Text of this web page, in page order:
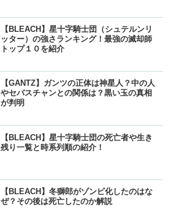
【BLEACH】星十字騎士団（シュテルンリ
ッター）の強さランキング！最強の滅却師
トップ１０を紹介
【GANTZ】ガンツの正体は神星人？中の人
やセバスチャンとの関係は？黒い玉の真相
が判明
【BLEACH】星十字騎士団の死亡者や生き
残り一覧と時系列順の紹介！
【BLEACH】冬獅郎がゾンビ化したのはな
ぜ？その後は死亡したのか解説
【GANTZ】ガンツの正体は
やセバスチャンとの関係は
【GANTZ】吸血鬼（ヴァン
は？最後はどうなったの？
【BLEACH】星十字騎士団
ッター）の強さランキング
【BLEACH】星十字騎士団
残り一覧と時系列順の紹介
【ぬらりひょんの孫】リク
ら）って結婚したの？キス
【GANTZ】ガンツの正体は
やセバスチャンとの関係は
【BLEACH】星十字騎士団
残り一覧と時系列順の紹介
【炎炎ノ消防隊】森羅の母
（マリクサカベ）の正体は
【鬼滅の刃】炭治郎や生存
の後は？何をしてるの？
【GANTZ】ガンツの死亡・
覧！カタストロフィで生き
【NARUTO】尾獣の能力・
後・死亡を一覧で紹介！
【GANTZ】レイカの最後と
クローンとはどうなったの